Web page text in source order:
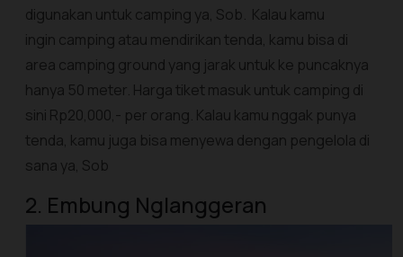
digunakan untuk camping ya, Sob. Kalau kamu
ingin camping atau mendirikan tenda, kamu bisa di
area camping ground yang jarak untuk ke puncaknya
hanya 50 meter. Harga tiket masuk untuk camping di
sini Rp20,000,- per orang. Kalau kamu nggak punya
tenda, kamu juga bisa menyewa dengan pengelola di
sana ya, Sob
2. Embung Nglanggeran